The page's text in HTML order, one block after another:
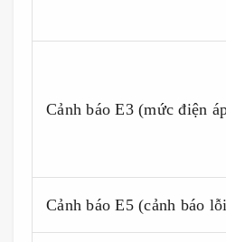
Cảnh báo E3 (mức điện
Cảnh báo E5 (cảnh báo